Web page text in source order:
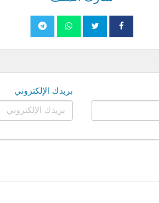
بريدك الإلكتروني